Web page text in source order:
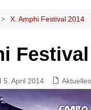
Festivalberichte
Highlights
X. Amphi Festival 2014
5. April 2014 Aktuelles